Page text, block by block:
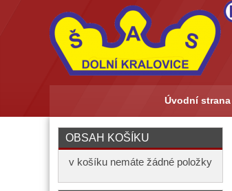
Úvodní strana
OBSAH KOŠÍKU
v košíku nemáte žádné položky